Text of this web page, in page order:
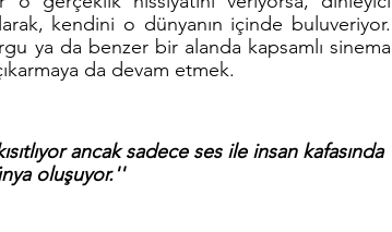
kendini o dünyanın içinde buluveriyor.
ya da benzer bir alanda kapsamlı sinema
da devam etmek.
ancak sadece ses ile insan kafasında
oluşuyor.''